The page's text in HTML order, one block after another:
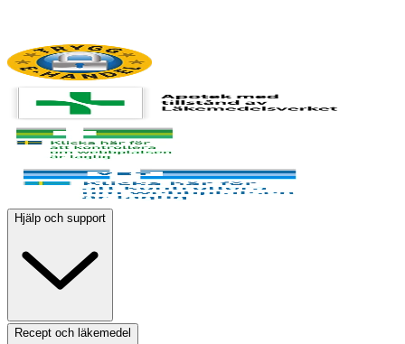
Hjälp och support
Recept och läkemedel